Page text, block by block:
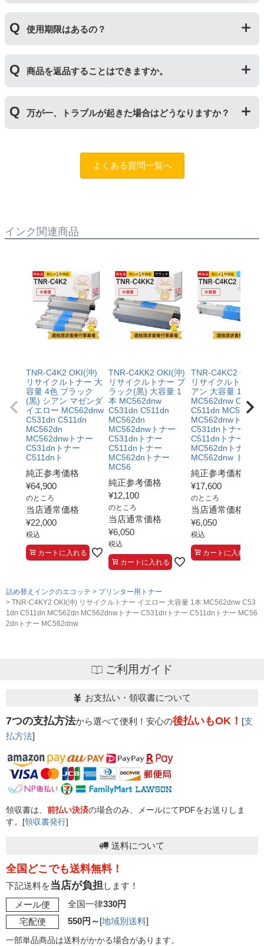
トナーを用紙に写すためのもので、トナーカートリッジ
の器にあたる部分になります。
トナーとドラムはそれぞれ印字できる枚数が異なってい
により使用できなくなった場合は、必ず分離してから新
しいものに交換してください。
一部型番は、純正品より多く印刷が可能なエコッテオリ
ジナルの【特別増量版】もございます。
使用期限はあるの？
サイクルトナー/ドラムに限り、レビューをご投稿いただ
くことで保証期間が2年に延長されます。
保証期間の2年以内に使い切るようお願いいたします。
商品を返品することはできますか。
用未開封の場合であっても対応することができません。
ご購入前に商品の型番などをよくご確認ください。な
ますので、お手数ですが当店までお問い合わせくださ
万が一、トラブルが起きた場合はどうなりますか？
問合フォーム
ふたつの保証」を設けておりますので、ご購入
よくある質問一覧へ
インク関連商品
TNR-C4K2 OKI(沖)
リサイクルトナー 大
容量 4色 ブラック
(黒) シアン マゼンダ
イエロー MC562dnw
C531dn C511dn
MC562dn
MC562dnwトナー
C531dnトナー
C511dnト
純正参考価格
¥64,900
のところ
当店通常価格
¥22,000
税込
カートに入れる
TNR-C4KK2 OKI(沖)
リサイクルトナー ブ
ラック(黒) 大容量 1
本 MC562dnw
C531dn C511dn
MC562dn
MC562dnwトナー
C531dnトナー
C511dnトナー
MC562dnトナー
MC56
純正参考価格
¥12,100
のところ
当店通常価格
¥6,050
税込
カートに入れる
TNR-C4KC2 OKI(
リサイクルトナー
アン 大容量 1本
MC562dnw
C511dn MC562dn
MC562dnwトナー
C531dnトナー
C511dnトナー
MC562dnトナー
MC562dnw ト
純正参考価格
¥17,600
のところ
当店通常価格
¥6,050
税込
カートに入れる
詰め替えインクのエコッテ
プリンター用トナー
TNR-C4KY2 OKI(沖) リサイクルトナー イエロー 大容量 1本 MC562dnw C53
1dn C511dn MC562dn MC562dnwトナー C531dnトナー C511dnトナー MC56
2dnトナー MC562dnw
ご利用ガイド
お支払い・領収書について
7つの支払方法から選べて便利！安心の後払いもOK！ [支
払方法]
領収書は、 前払い決済の場合のみ、メールにてPDFをお送りしま
す。[領収書発行]
送料について
全国どこでも送料無料！
下記送料を当店が負担 します！
メール便
全国一律330円
宅配便
550円～[地域別送料]
一部単品商品は送料がかかる場合があります。